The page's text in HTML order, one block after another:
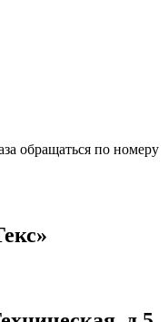
обращаться по номеру